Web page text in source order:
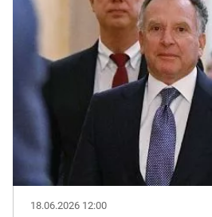
18.06.2026 12:00